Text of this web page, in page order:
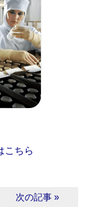
こちら
次の記事 »